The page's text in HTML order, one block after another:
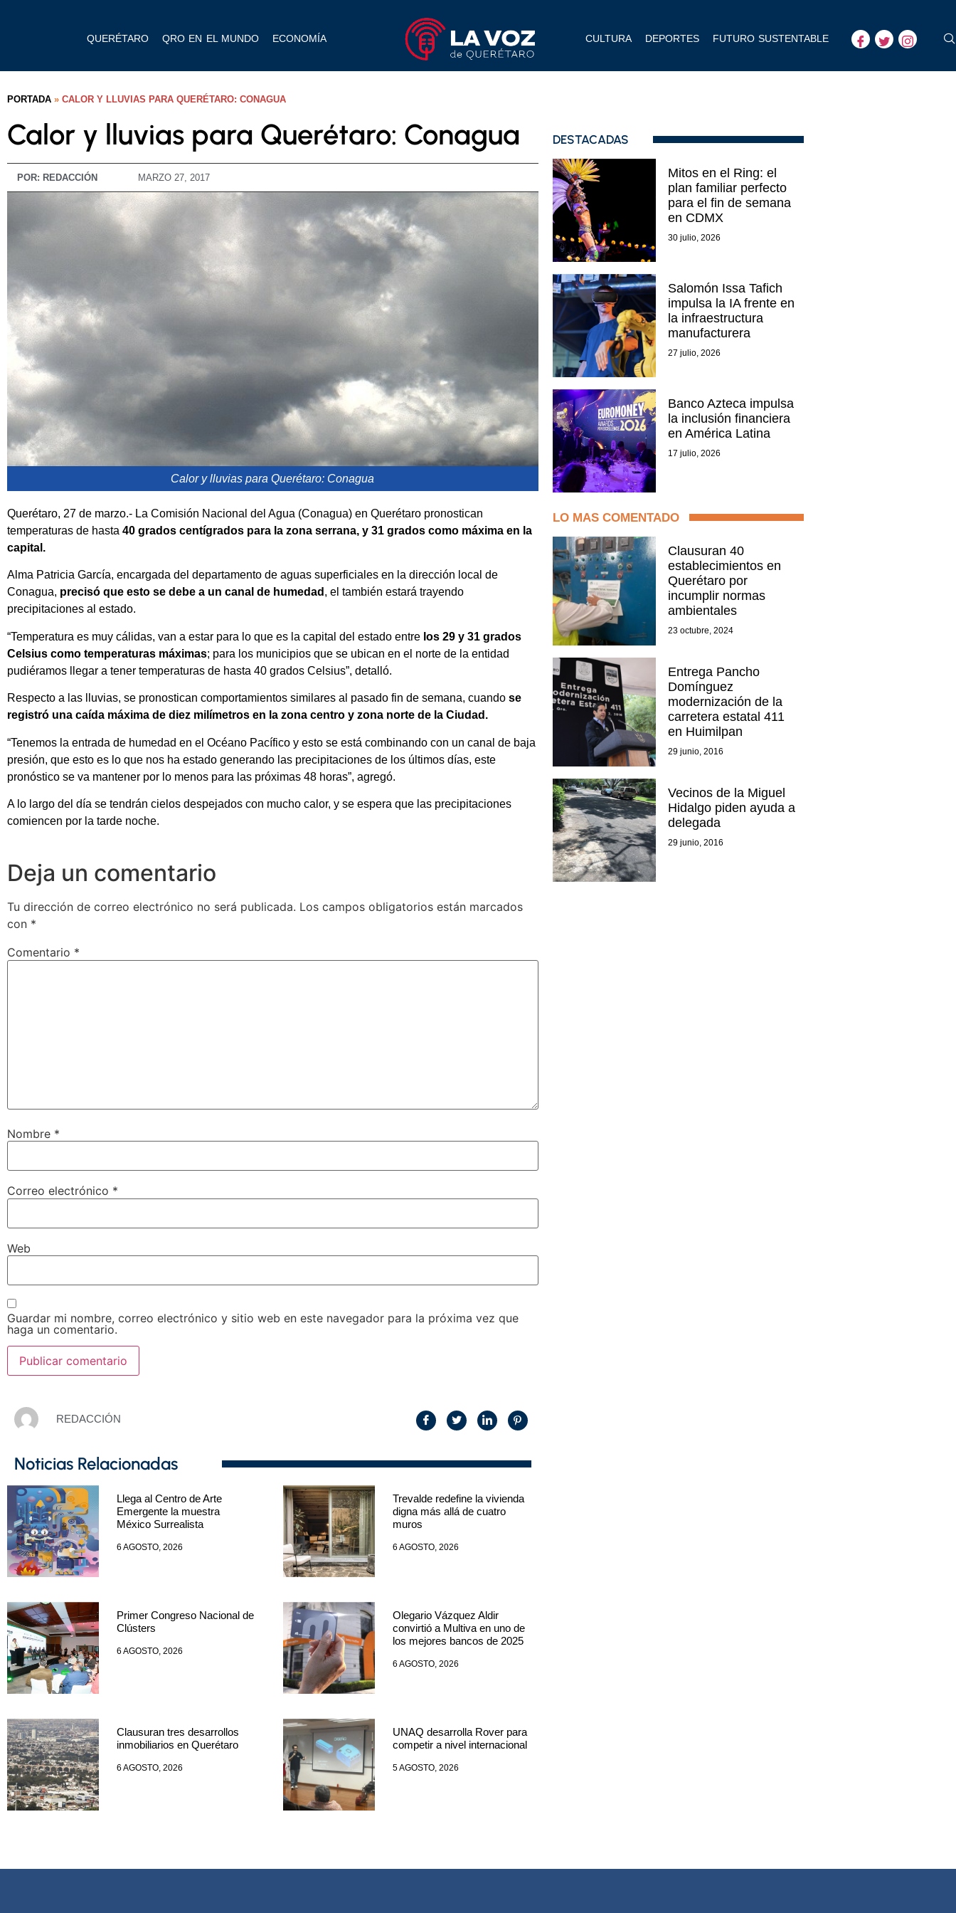
QUERÉTARO QRO EN EL MUNDO ECONOMÍA CULTURA DEPORTES FUTURO SUSTENTABLE
PORTADA » CALOR Y LLUVIAS PARA QUERÉTARO: CONAGUA
Calor y lluvias para Querétaro: Conagua
POR: REDACCIÓN MARZO 27, 2017
Calor y lluvias para Querétaro: Conagua
Querétaro, 27 de marzo.- La Comisión Nacional del Agua (Conagua) en Querétaro pronostican
temperaturas de hasta 40 grados centígrados para la zona serrana, y 31 grados como máxima en la
capital.
Alma Patricia García, encargada del departamento de aguas superficiales en la dirección local de
Conagua, precisó que esto se debe a un canal de humedad , el también estará trayendo
precipitaciones al estado.
“Temperatura es muy cálidas, van a estar para lo que es la capital del estado entre los 29 y 31 grados
Celsius como temperaturas máximas; para los municipios que se ubican en el norte de la entidad
pudiéramos llegar a tener temperaturas de hasta 40 grados Celsius”, detalló.
Respecto a las lluvias, se pronostican comportamientos similares al pasado fin de semana, cuando se
registró una caída máxima de diez milímetros en la zona centro y zona norte de la Ciudad.
“Tenemos la entrada de humedad en el Océano Pacífico y esto se está combinando con un canal de baja
presión, que esto es lo que nos ha estado generando las precipitaciones de los últimos días, este
pronóstico se va mantener por lo menos para las próximas 48 horas”, agregó.
A lo largo del día se tendrán cielos despejados con mucho calor, y se espera que las precipitaciones
comiencen por la tarde noche.
Deja un comentario
Tu dirección de correo electrónico no será publicada. Los campos obligatorios están marcados
con *
Comentario *
Nombre *
Correo electrónico *
Web
Guardar mi nombre, correo electrónico y sitio web en este navegador para la próxima vez que
haga un comentario.
REDACCIÓN
Noticias Relacionadas
Llega al Centro de Arte
Emergente la muestra
México Surrealista
6 AGOSTO, 2026
Trevalde redefine la vivienda
digna más allá de cuatro
muros
6 AGOSTO, 2026
Primer Congreso Nacional de
Clústers
6 AGOSTO, 2026
Olegario Vázquez Aldir
convirtió a Multiva en uno de
los mejores bancos de 2025
6 AGOSTO, 2026
Clausuran tres desarrollos
inmobiliarios en Querétaro
6 AGOSTO, 2026
UNAQ desarrolla Rover para
competir a nivel internacional
5 AGOSTO, 2026
DESTACADAS
Mitos en el Ring: el
plan familiar perfecto
para el fin de semana
en CDMX
30 julio, 2026
Salomón Issa Tafich
impulsa la IA frente en
la infraestructura
manufacturera
27 julio, 2026
Banco Azteca impulsa
la inclusión financiera
en América Latina
17 julio, 2026
LO MAS COMENTADO
Clausuran 40
establecimientos en
Querétaro por
incumplir normas
ambientales
23 octubre, 2024
Entrega Pancho
Domínguez
modernización de la
carretera estatal 411
en Huimilpan
29 junio, 2016
Vecinos de la Miguel
Hidalgo piden ayuda a
delegada
29 junio, 2016